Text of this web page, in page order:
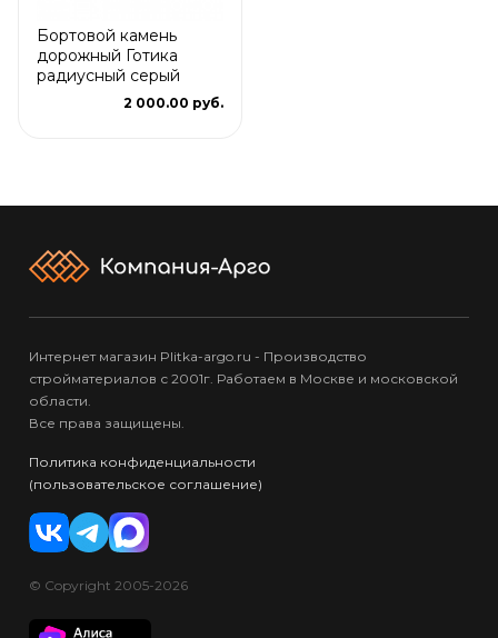
Бортовой камень
дорожный Готика
радиусный серый
2 000.00 руб.
Интернет магазин Plitka-argo.ru - Производство
стройматериалов с 2001г. Работаем в Москве и московской
области.
Все права защищены.
Политика конфиденциальности
(пользовательское соглашение)
© Copyright 2005-2026